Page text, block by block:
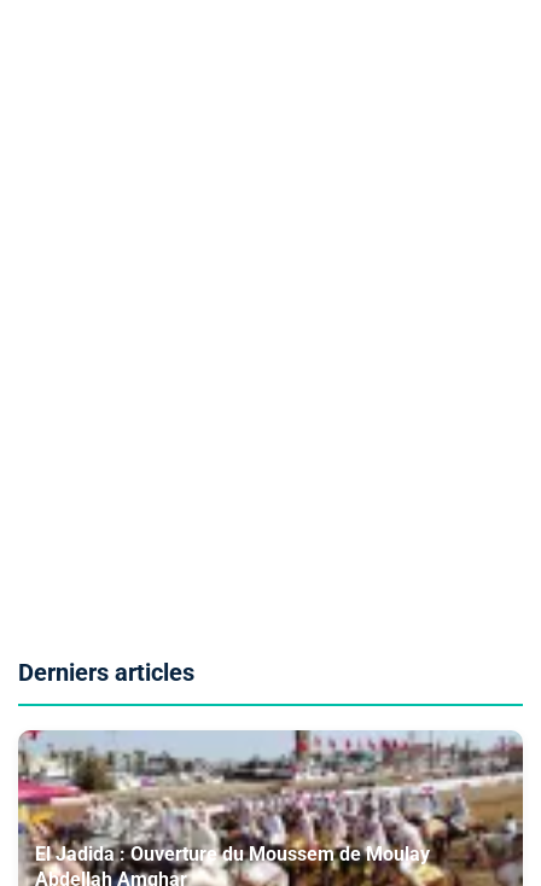
Derniers articles
El Jadida : Ouverture du Moussem de Moulay
Abdellah Amghar